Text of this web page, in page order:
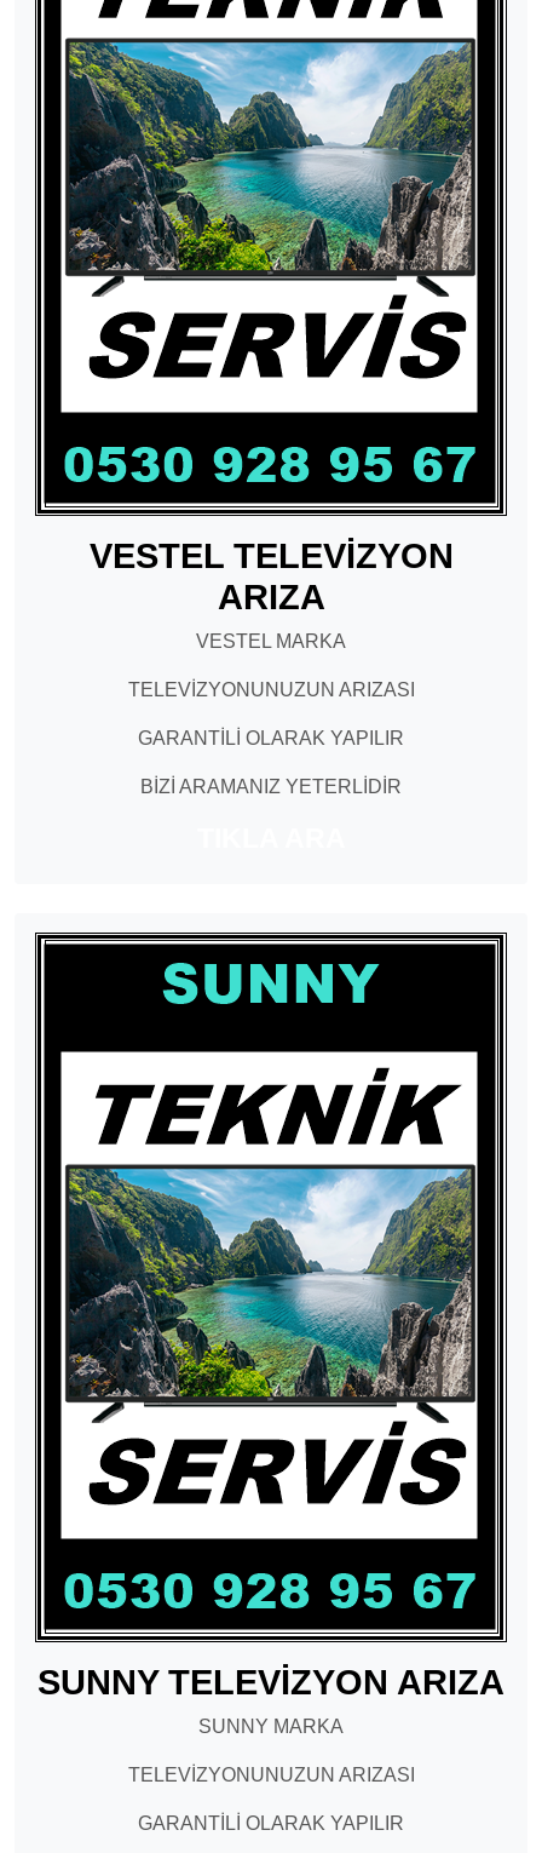
VESTEL TELEVİZYON
ARIZA
VESTEL MARKA
TELEVİZYONUNUZUN ARIZASI
GARANTİLİ OLARAK YAPILIR
BİZİ ARAMANIZ YETERLİDİR
SUNNY TELEVİZYON ARIZA
SUNNY MARKA
TELEVİZYONUNUZUN ARIZASI
GARANTİLİ OLARAK YAPILIR